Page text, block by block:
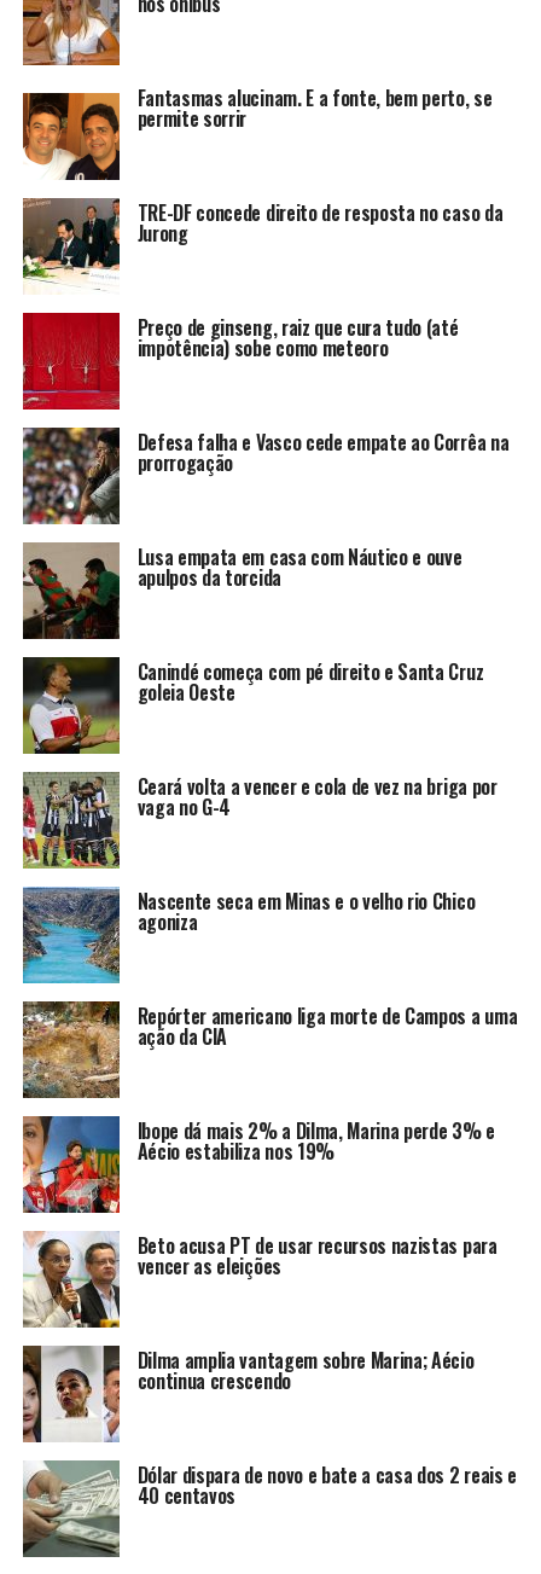
Fantasmas alucinam. E a fonte, bem perto, se
permite sorrir
TRE-DF concede direito de resposta no caso da
Jurong
Preço de ginseng, raiz que cura tudo (até
impotência) sobe como meteoro
Defesa falha e Vasco cede empate ao Corrêa na
prorrogação
Lusa empata em casa com Náutico e ouve
apulpos da torcida
Canindé começa com pé direito e Santa Cruz
goleia Oeste
Ceará volta a vencer e cola de vez na briga por
vaga no G-4
Nascente seca em Minas e o velho rio Chico
agoniza
Repórter americano liga morte de Campos a uma
ação da CIA
Ibope dá mais 2% a Dilma, Marina perde 3% e
Aécio estabiliza nos 19%
Beto acusa PT de usar recursos nazistas para
vencer as eleições
Dilma amplia vantagem sobre Marina; Aécio
continua crescendo
Dólar dispara de novo e bate a casa dos 2 reais e
40 centavos